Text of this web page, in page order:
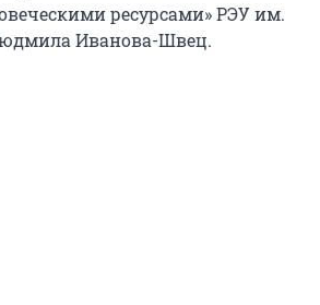
ресурсами» РЭУ им.
Иванова-Швец.